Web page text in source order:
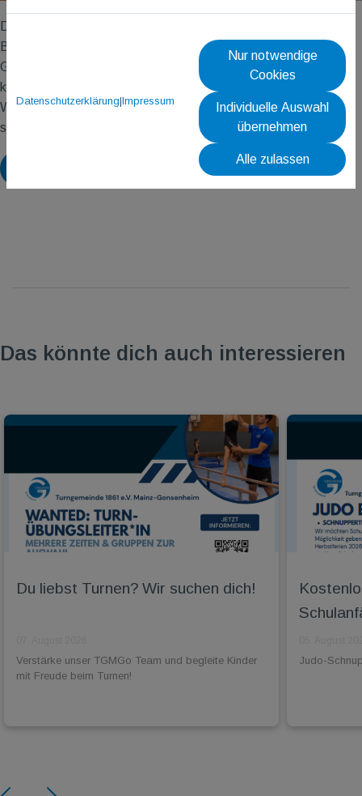
Das Beste am Turnier? Die Stimmung! Ob auf oder neben der
Bahn, es ging um viel mehr als zu gewinnen – es war eine tolle
Gelegenheit, sich auszuprobieren, neue Bekanntschaften zu
knüpfen und das Turnierfeeling aufzusaugen. Ein gelungenes
Wochenende für uns alle, und eins ist sicher: Wir freuen uns
schon aufs nächste Turnier!
Das könnte dich auch interessieren
Du liebst Turnen? Wir suchen dich!
Verstärke unser TGMGo Team und begleite Kinder
mit Freude beim Turnen!
Judo-
Datenschutzerklärung|Impressum
Nur notwendige
Cookies
Individuelle Auswahl
übernehmen
Alle zulassen